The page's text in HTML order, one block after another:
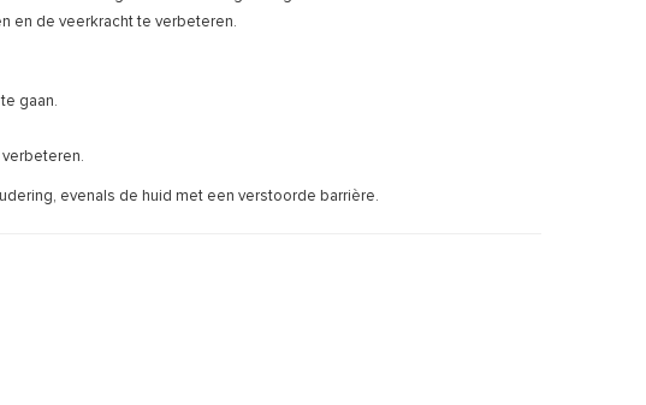
en de veerkracht te verbeteren.
gaan.
evenals de huid met een verstoorde barrière.